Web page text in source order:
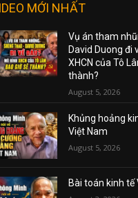
MỚI NHẤT
Vụ án tham
David Duong đi
XHCN của Tô
thành?
August 5, 2026
Khủng hoảng
Việt Nam
August 5, 2026
Bài toán kinh tế